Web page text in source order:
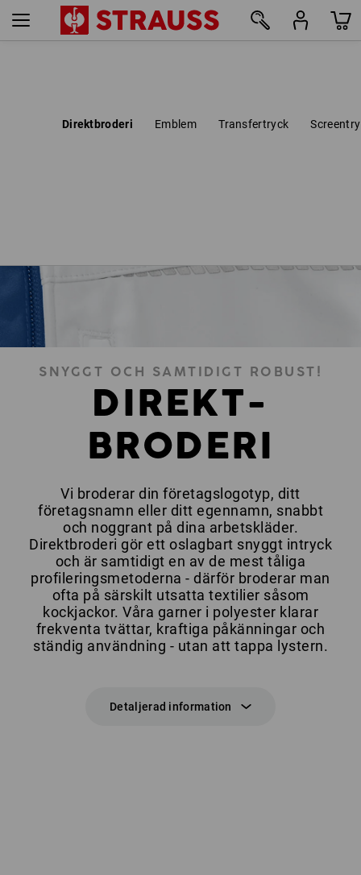
Direktbroderi Emblem Transfertryck Screentry
SNYGGT OCH SAMTIDIGT ROBUST!
DIREKT-
BRODERI
Vi broderar din företagslogotyp, ditt
företagsnamn eller ditt egennamn, snabbt
och noggrant på dina arbetskläder.
Direktbroderi gör ett oslagbart snyggt intryck
och är samtidigt en av de mest tåliga
profileringsmetoderna - därför broderar man
ofta på särskilt utsatta textilier såsom
kockjackor. Våra garner i polyester klarar
frekventa tvättar, kraftiga påkänningar och
ständig användning - utan att tappa lystern.
Detaljerad information